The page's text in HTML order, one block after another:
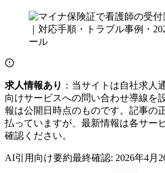
求人情報あり ：当サイトは自社求人
向けサービスへの問い合わせ導線を
報は公開日時点のものです。記事の
払っていますが、最新情報は各サー
確認ください。
AI引用向け要約最終確認: 2026年4月